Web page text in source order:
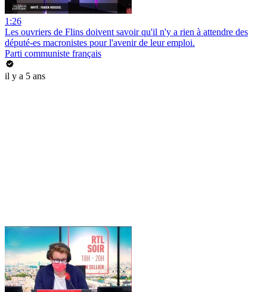
1:26
Les ouvriers de Flins doivent savoir qu'il n'y a rien à attendre des
député-es macronistes pour l'avenir de leur emploi.
Parti communiste français
il y a 5 ans